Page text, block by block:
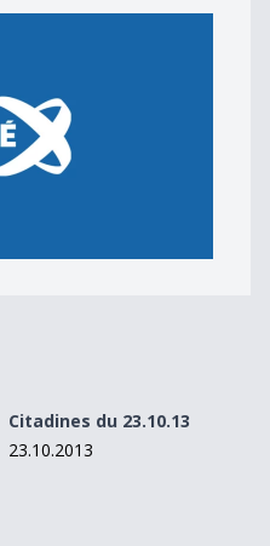
Citadines du 23.10.13
23.10.2013